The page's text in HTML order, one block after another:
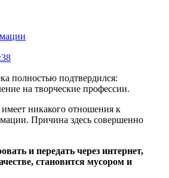
полностью подтвердился:
на творческие профессии.
никакого отношения к
Причина здесь совершенно
и передать через интернет,
становится мусором и